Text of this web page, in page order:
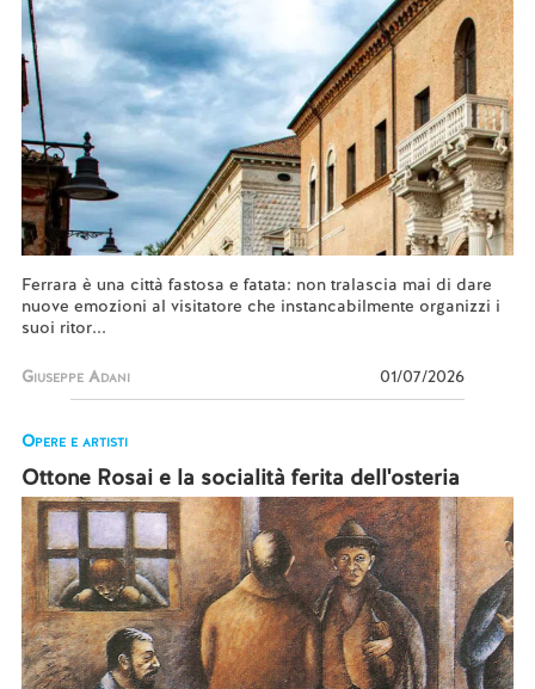
Ferrara è una città fastosa e fatata: non tralascia mai di dare
nuove emozioni al visitatore che instancabilmente organizzi i
suoi ritor...
Giuseppe Adani 01/07/2026
Opere e artisti
Ottone Rosai e la socialità ferita dell'osteria